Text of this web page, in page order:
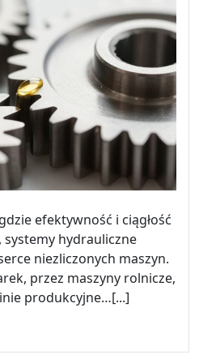
efektywność i ciągłość
systemy hydrauliczne
niezliczonych maszyn.
przez maszyny rolnicze,
produkcyjne…[...]